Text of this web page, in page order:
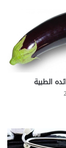
الطبية